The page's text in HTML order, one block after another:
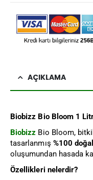
AÇIKLAMA
Biobizz Bio Bloom 1
Biobizz Bio Bloom,
tasarlanmış %100 doğal
oluşumundan hasada
Özellikleri nelerdir?